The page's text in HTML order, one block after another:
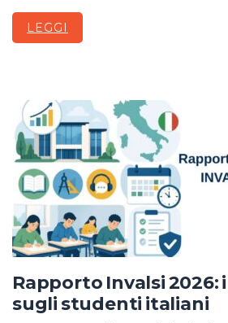
LEGGI
Rapporto Invalsi 2026:
sugli studenti italiani